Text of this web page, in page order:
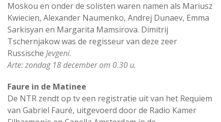
Moskou en onder de solisten waren namen als Mariusz
Kwiecien, Alexander Naumenko, Andrej Dunaev, Emma
Sarkisyan en Margarita Mamsirova. Dimitrij
Tschernjakow was de regisseur van deze zeer
Russische Jevgeni.
Arte: zondag 18 december om 0.30 u.
Faure in de Matinee
De NTR zendt op tv een registratie uit van het Requiem
van Gabriel Fauré, uitgevoerd door de Radio Kamer